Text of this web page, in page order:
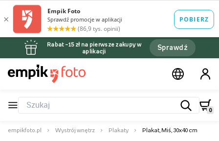
Rabat –15 zł na pierwsze zakupy w
aplikacji
Sprawdź
0
empikfoto.pl Wystrój wnętrz Plakaty Plakat, Miś, 30x40 cm